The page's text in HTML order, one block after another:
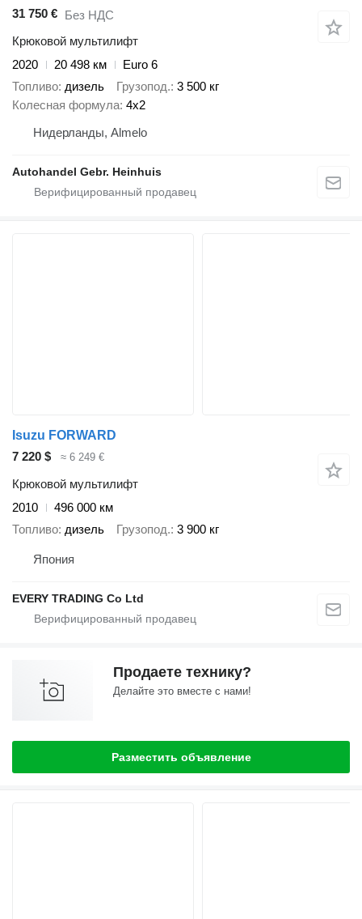
31 750 € Без НДС
Крюковой мультилифт
2020
20 498 км
Euro 6
Топливо дизель Грузопод. 3 500 кг
Колесная формула 4x2
Нидерланды, Almelo
Autohandel Gebr. Heinhuis
Isuzu FORWARD
7 220 $
≈ 6 249 €
Крюковой мультилифт
2010
496 000 км
Топливо дизель Грузопод. 3 900 кг
Япония
EVERY TRADING Co Ltd
Продаете технику?
Делайте это вместе с нами!
Разместить объявление